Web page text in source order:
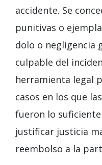
accidente. Se
punitivas o
dolo o negligencia
culpable del
herramienta legal
casos en los que
fueron lo
justificar justicia
reembolso a la